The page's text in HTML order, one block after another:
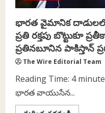
భారత వైమానిక
ప్రతి రక్తపు బొట్టుకూ
ప్రతినబూనిన పాకిస్తాన్
The Wire Editorial Team
Reading Time: 4
భారత వాయుసేన...